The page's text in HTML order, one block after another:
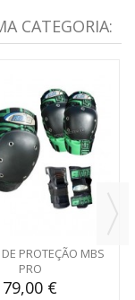
CATEGORIA:
PROTEÇÃO MBS
PRO
79,00 €